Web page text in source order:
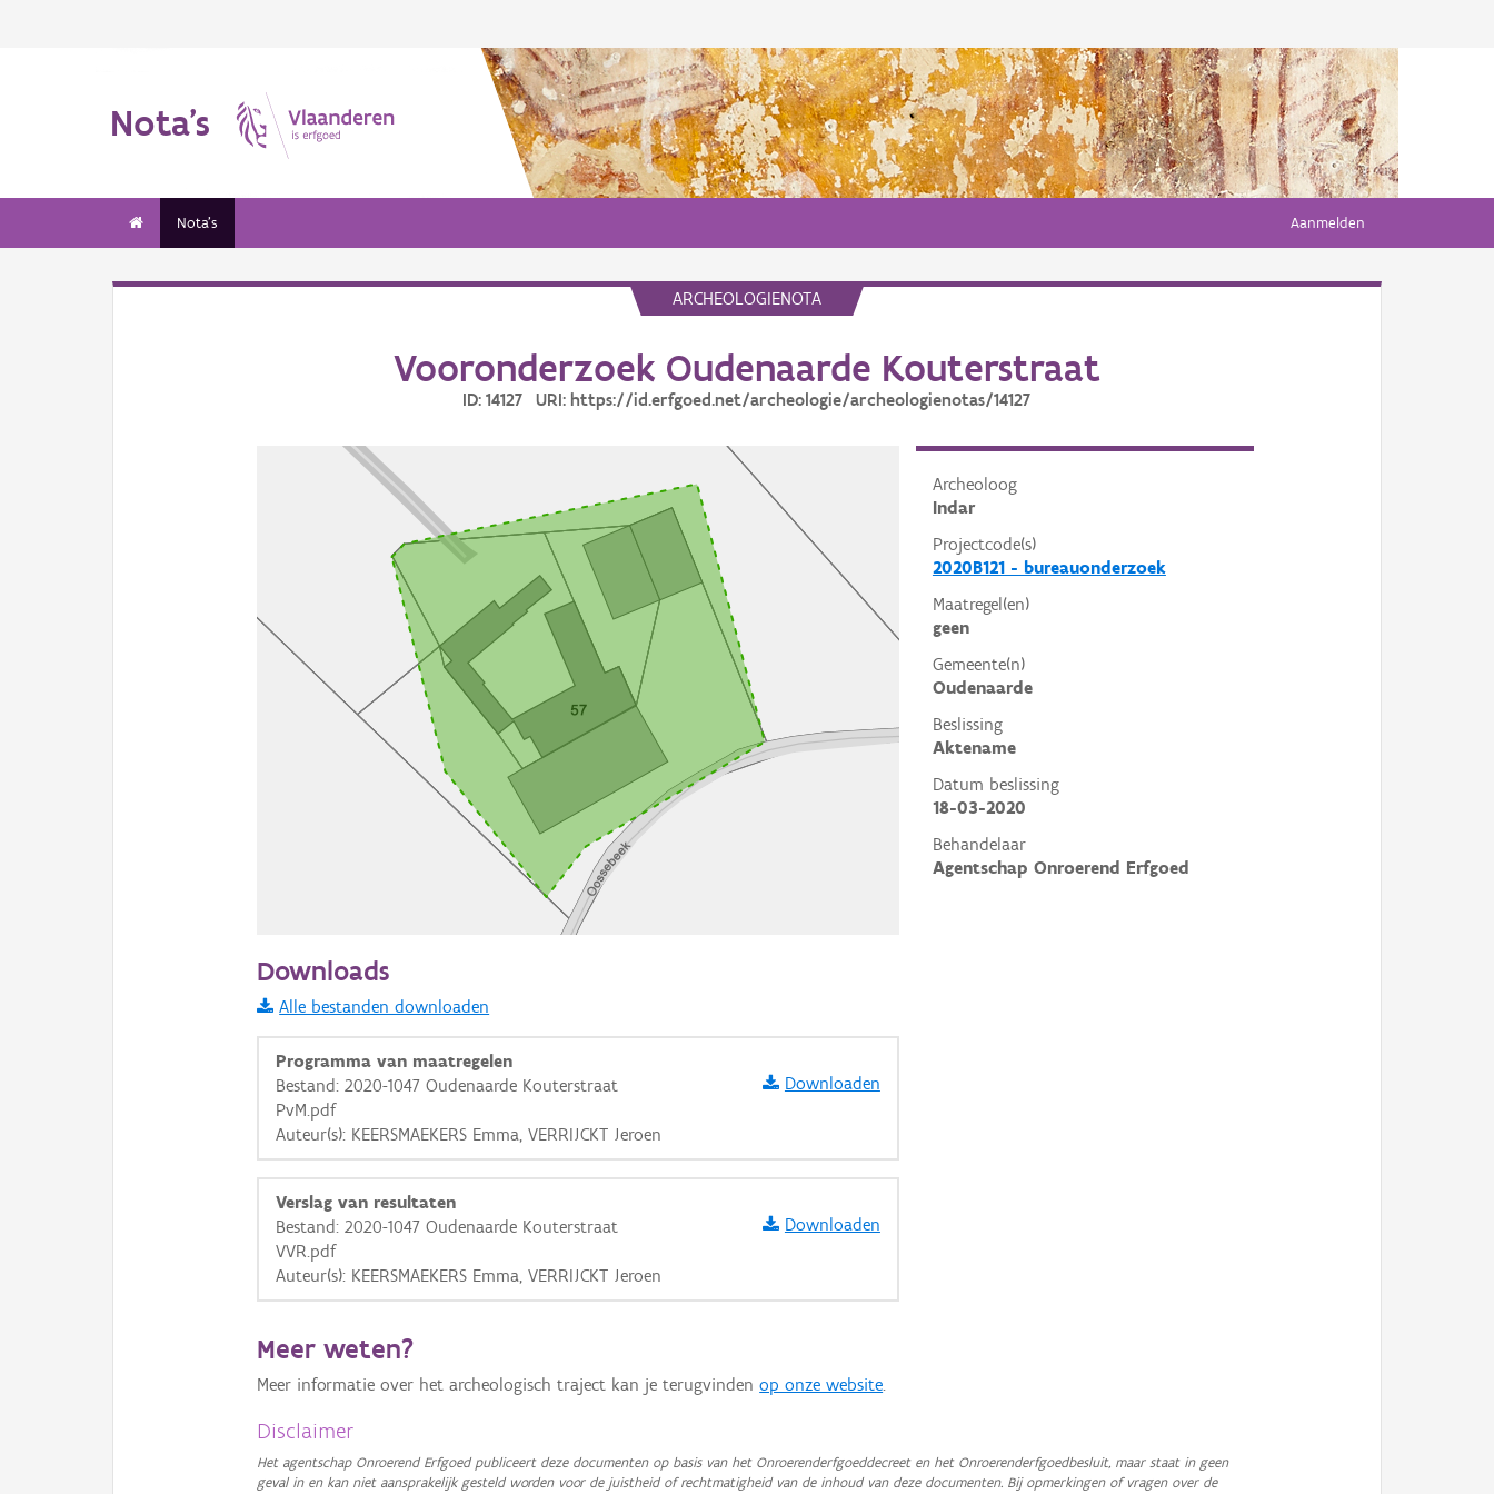
Nota's
Nota's Aanmelden
ARCHEOLOGIENOTA
Vooronderzoek Oudenaarde Kouterstraat
ID: 14127 URI: https://id.erfgoed.net/archeologie/archeologienotas/14127
Archeoloog
Indar
Projectcode(s)
2020B121 - bureauonderzoek
Maatregel(en)
geen
Gemeente(n)
Oudenaarde
Beslissing
Aktename
Datum beslissing
18-03-2020
Behandelaar
Agentschap Onroerend Erfgoed
Informatie Vlaanderen
i
+
Basis Lagen
Ortho
GRB-Basiskaart in grijswaarden
Downloads
Alle bestanden downloaden
Programma van maatregelen
Bestand: 2020-1047 Oudenaarde Kouterstraat
PvM.pdf
Auteur(s): KEERSMAEKERS Emma, VERRIJCKT Jeroen
Downloaden
Verslag van resultaten
Bestand: 2020-1047 Oudenaarde Kouterstraat
VVR.pdf
Auteur(s): KEERSMAEKERS Emma, VERRIJCKT Jeroen
Downloaden
Meer weten?
Meer informatie over het archeologisch traject kan je terugvindenop onze website.
Disclaimer
Het agentschap Onroerend Erfgoed publiceert deze documenten op basis van het Onroerenderfgoeddecreet en het Onroerenderfgoedbesluit, maar staat in geen
geval in en kan niet aansprakelijk gesteld worden voor de juistheid of rechtmatigheid van de inhoud van deze documenten. Bij opmerkingen of vragen over de